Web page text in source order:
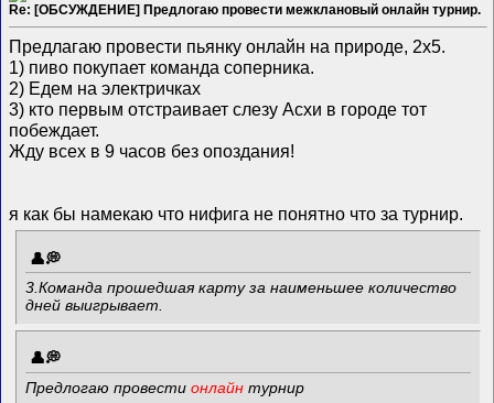
Re: [ОБСУЖДЕНИЕ] Предлогаю провести межклановый онлайн турнир.
Предлагаю провести пьянку онлайн на природе, 2х5.
1) пиво покупает команда соперника.
2) Едем на электричках
3) кто первым отстраивает слезу Асхи в городе тот
побеждает.
Жду всех в 9 часов без опоздания!
я как бы намекаю что нифига не понятно что за турнир.
3.Команда прошедшая карту за наименьшее количество
дней выигрывает.
Предлогаю провестионлайн турнир